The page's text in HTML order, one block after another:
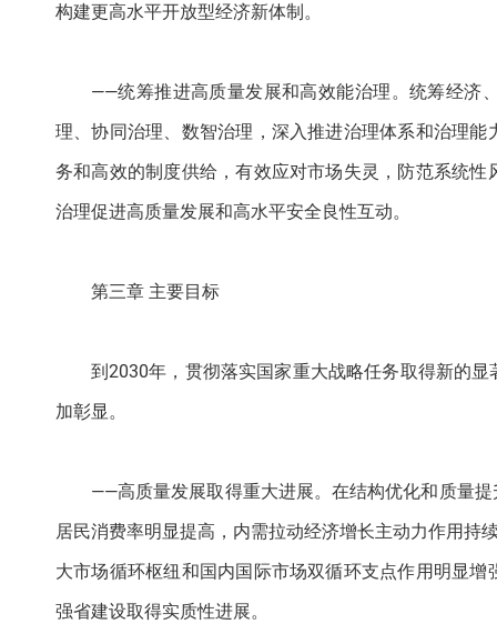
构建更高水平开放型经济新体制。
——统筹推进高质量发展和高效能治理。统筹经济
理、协同治理、数智治理，深入推进治理体系和治理
务和高效的制度供给，有效应对市场失灵，防范系统
治理促进高质量发展和高水平安全良性互动。
第三章 主要目标
到2030年，贯彻落实国家重大战略任务取得新的
加彰显。
——高质量发展取得重大进展。在结构优化和质量
居民消费率明显提高，内需拉动经济增长主动力作用持
大市场循环枢纽和国内国际市场双循环支点作用明显
强省建设取得实质性进展。